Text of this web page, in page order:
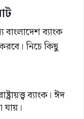
ব্যাংক
করবে। নিচে কিছু
ব্যাংক। ঈদ